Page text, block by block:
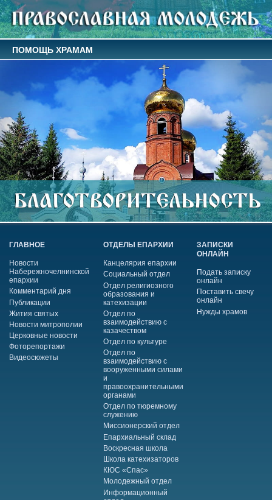
ПОМОЩЬ ХРАМАМ
ГЛАВНОЕ
Новости
Набережночелнинской
епархии
Комментарий дня
Публикации
Жития святых
Новости митрополии
Церковные новости
Фоторепортажи
Видеосюжеты
ОТДЕЛЫ ЕПАРХИИ
Канцелярия епархии
Социальный отдел
Отдел религиозного
образования и
катехизации
Отдел по
взаимодействию с
казачеством
Отдел по культуре
Отдел по
взаимодействию с
вооруженными силами
и
правоохранительными
органами
Отдел по тюремному
служению
Миссионерский отдел
Епархиальный склад
Воскресная школа
Школа катехизаторов
КЮС «Спас»
Молодежный отдел
Информационный
ЗАПИСКИ
ОНЛАЙН
Подать записку
онлайн
Поставить свечу
онлайн
Нужды храмов